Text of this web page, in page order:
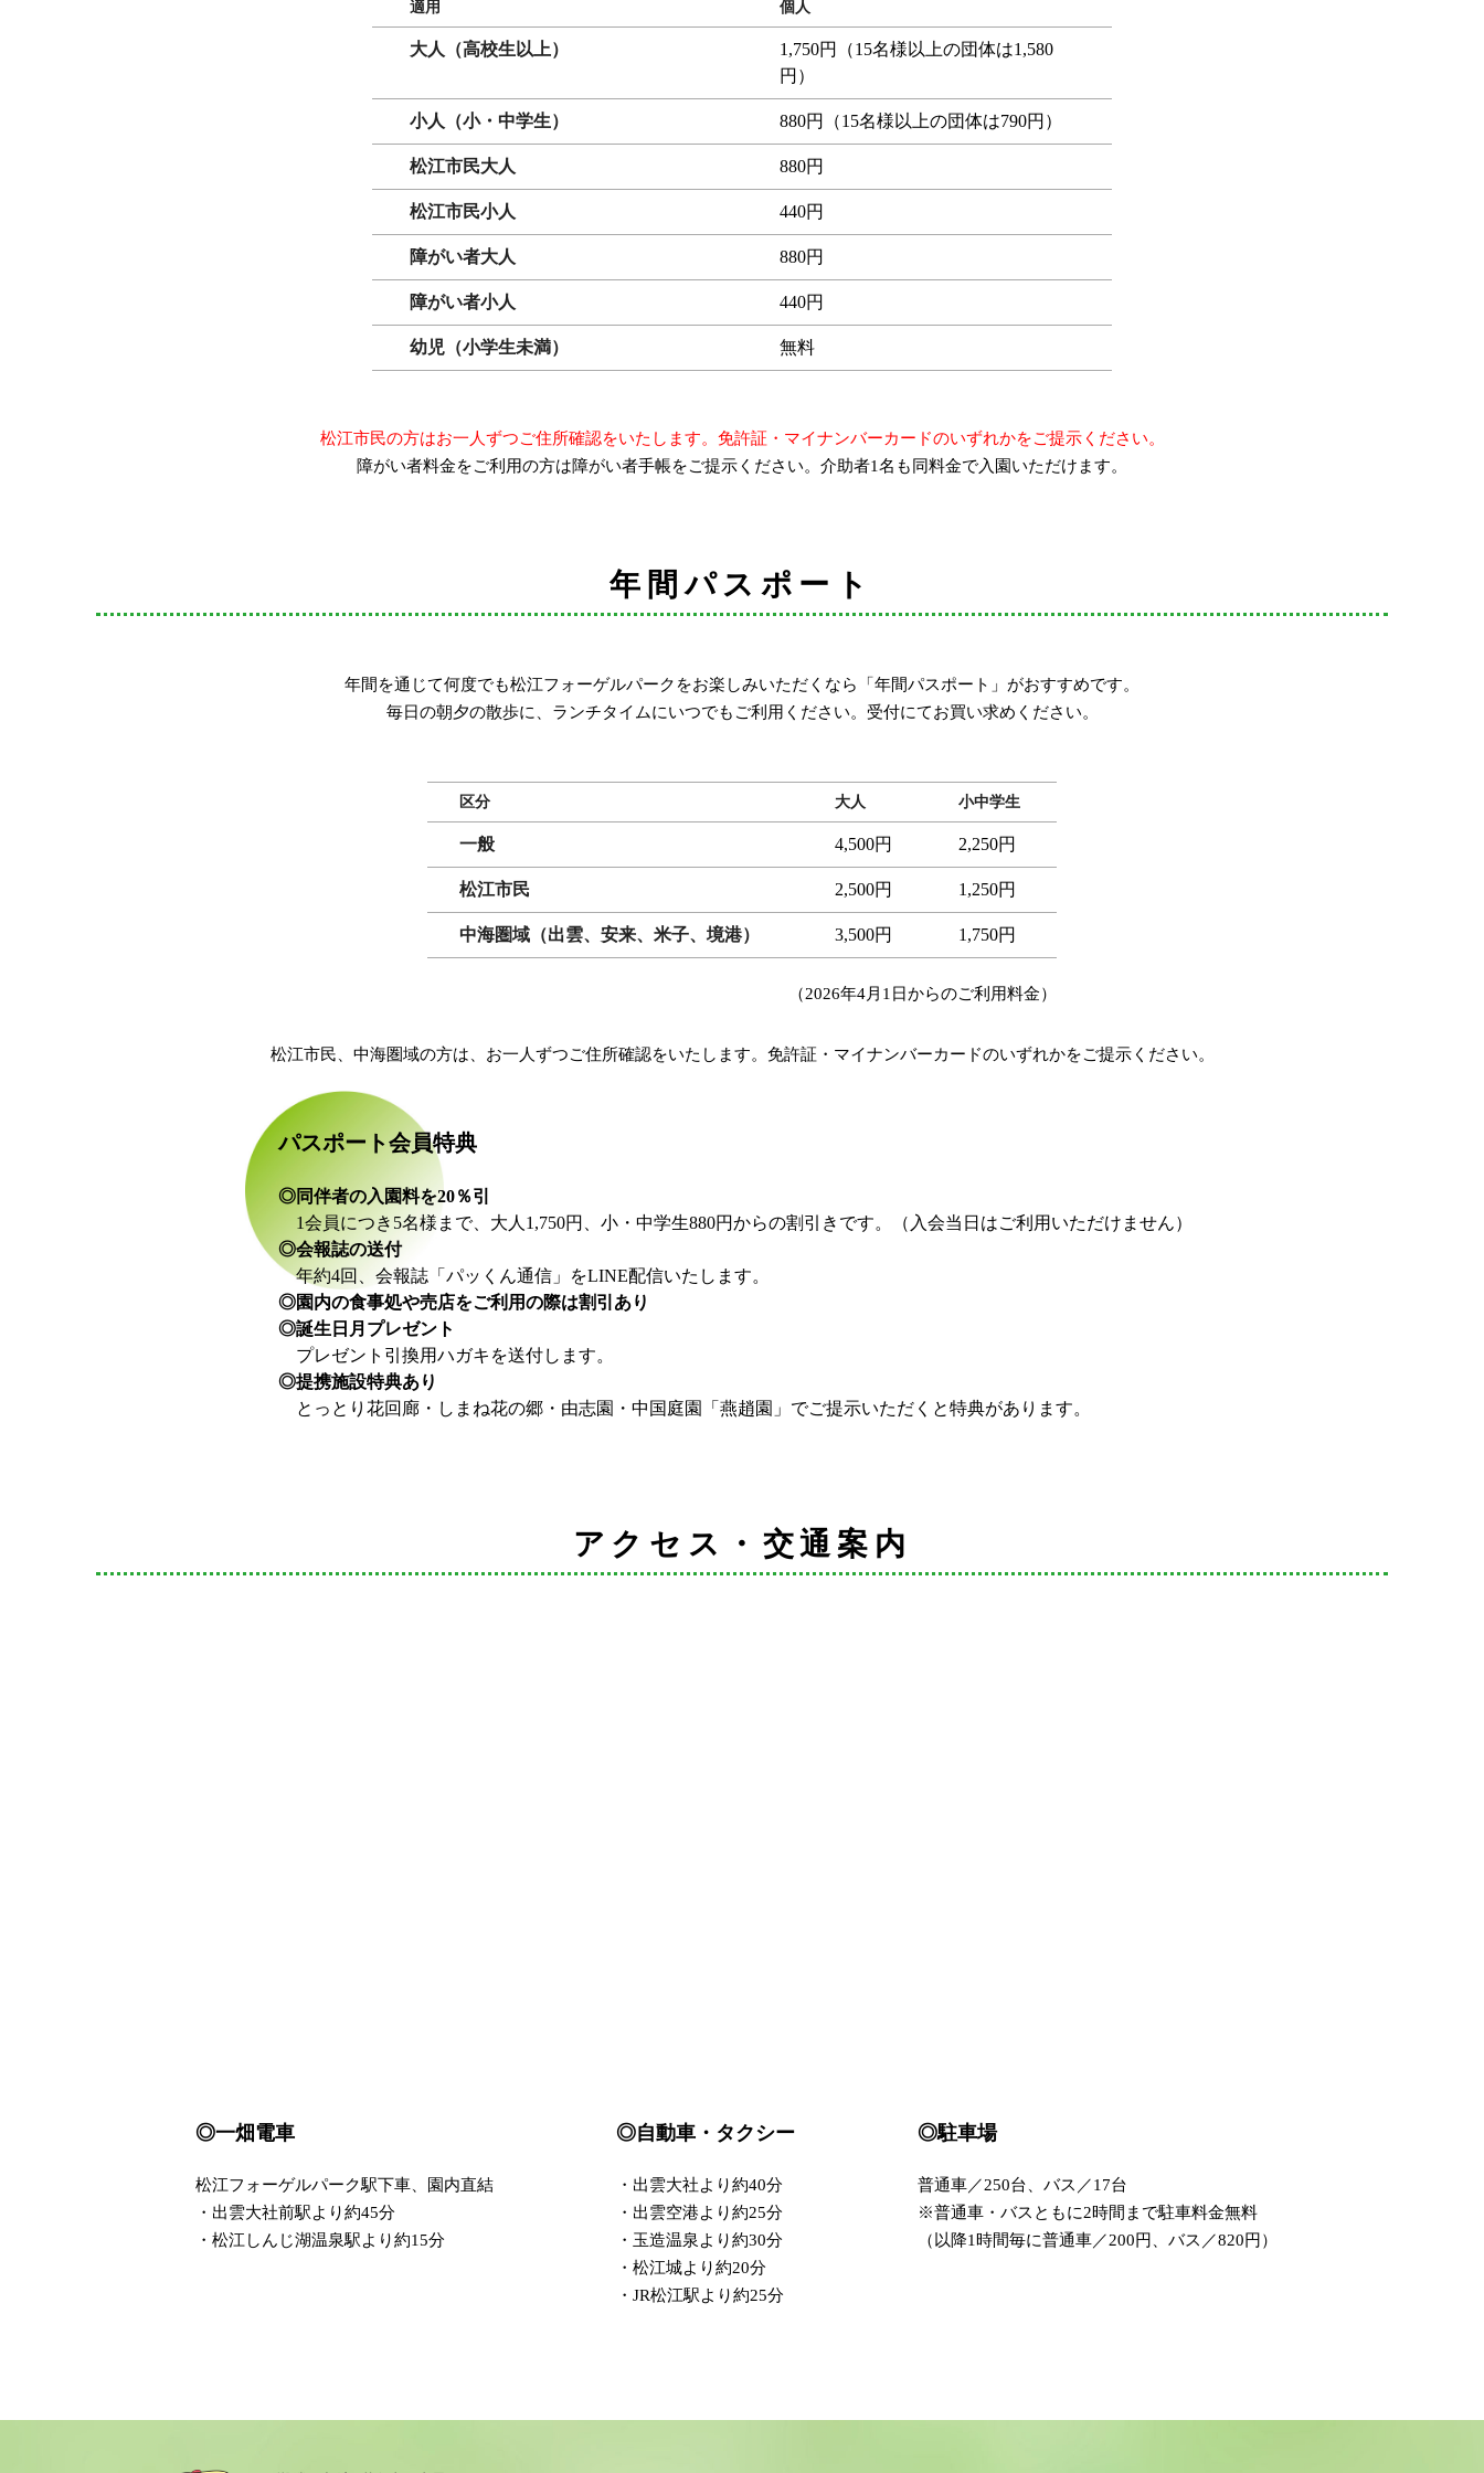
適用 個人
大人（高校生以上）
1,750円（15名様以上の団体は1,580
円）
小人（小・中学生） 880円（15名様以上の団体は790円）
松江市民大人 880円
松江市民小人 440円
障がい者大人 880円
障がい者小人 440円
幼児（小学生未満） 無料
松江市民の方はお一人ずつご住所確認をいたします。免許証・マイナンバーカードのいずれかをご提示ください。
障がい者料金をご利用の方は障がい者手帳をご提示ください。介助者1名も同料金で入園いただけます。
年間パスポート
年間を通じて何度でも松江フォーゲルパークをお楽しみいただくなら「年間パスポート」がおすすめです。
毎日の朝夕の散歩に、ランチタイムにいつでもご利用ください。受付にてお買い求めください。
区分 大人 小中学生
一般 4,500円 2,250円
松江市民 2,500円 1,250円
中海圏域（出雲、安来、米子、境港） 3,500円 1,750円
（2026年4月1日からのご利用料金）
松江市民、中海圏域の方は、お一人ずつご住所確認をいたします。免許証・マイナンバーカードのいずれかをご提示ください。
パスポート会員特典
◎同伴者の入園料を20％引
1会員につき5名様まで、大人1,750円、小・中学生880円からの割引きです。（入会当日はご利用いただけません）
◎会報誌の送付
年約4回、会報誌「パッくん通信」をLINE配信いたします。
◎園内の食事処や売店をご利用の際は割引あり
◎誕生日月プレゼント
プレゼント引換用ハガキを送付します。
◎提携施設特典あり
とっとり花回廊・しまね花の郷・由志園・中国庭園「燕趙園」でご提示いただくと特典があります。
アクセス・交通案内
◎一畑電車
松江フォーゲルパーク駅下車、園内直結
・出雲大社前駅より約45分
・松江しんじ湖温泉駅より約15分
◎自動車・タクシー
・出雲大社より約40分
・出雲空港より約25分
・玉造温泉より約30分
・松江城より約20分
・JR松江駅より約25分
◎駐車場
普通車／250台、バス／17台
※普通車・バスともに2時間まで駐車料金無料
（以降1時間毎に普通車／200円、バス／820円）